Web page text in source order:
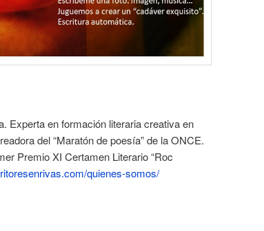
Experta en formación literaria creativa en
del “Maratón de poesía” de la ONCE.
Premio XI Certamen Literario “Roc
quienes-somos/